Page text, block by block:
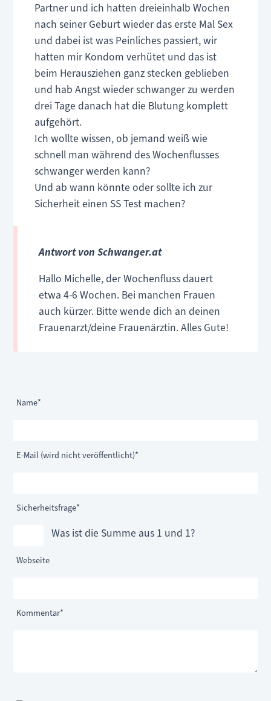
Partner und ich hatten dreieinhalb Wochen
nach seiner Geburt wieder das erste Mal Sex
und dabei ist was Peinliches passiert, wir
hatten mir Kondom verhütet und das ist
beim Herausziehen ganz stecken geblieben
und hab Angst wieder schwanger zu werden
drei Tage danach hat die Blutung komplett
aufgehört.
Ich wollte wissen, ob jemand weiß wie
schnell man während des Wochenflusses
schwanger werden kann?
Und ab wann könnte oder sollte ich zur
Sicherheit einen SS Test machen?
Antwort von Schwanger.at
Hallo Michelle, der Wochenfluss dauert
etwa 4-6 Wochen. Bei manchen Frauen
auch kürzer. Bitte wende dich an deinen
Frauenarzt/deine Frauenärztin. Alles Gute!
Pflichtfeld
Name*
Pflichtfeld
E-Mail (wird nicht veröffentlicht)*
Webseite
Pflichtfeld
Sicherheitsfrage*
Was ist die Summe aus 1 und 1?
Pflichtfeld
Kommentar*